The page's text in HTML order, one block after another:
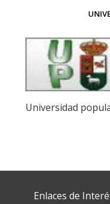
Universidad
Enlaces de